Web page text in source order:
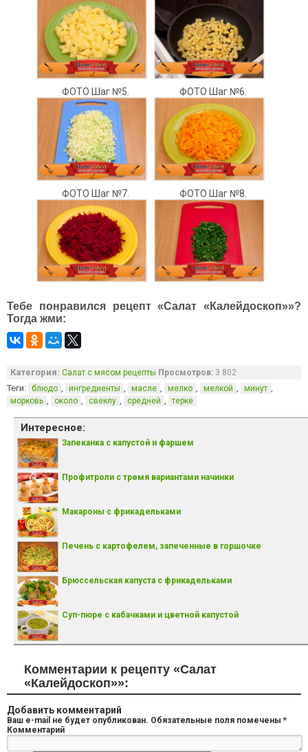
ФОТО Шаг №5. ФОТО Шаг №6.
ФОТО Шаг №7. ФОТО Шаг №8.
Тебе понравился рецепт «Салат «Калейдоскоп»»?
Тогда жми:
Категория: Салат с мясом рецепты Просмотров: 3 802
Теги: блюдо , ингредиенты , масле , мелко , мелкой , минут ,
морковь , около , свеклу , средней , терке
Интересное:
Запеканка с капустой и фаршем
Профитроли с тремя вариантами начинки
Макароны с фрикадельками
Печень с картофелем, запеченные в горшочке
Брюссельская капуста с фрикадельками
Суп-пюре с кабачками и цветной капустой
Комментарии к рецепту «Салат
«Калейдоскоп»»:
Добавить комментарий
Ваш e-mail не будет опубликован. Обязательные поля помечены *
Комментарий